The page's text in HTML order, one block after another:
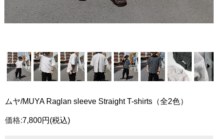
ムヤ/MUYA Raglan sleeve Straight T-shirts（全2色）
価格:7,800円 (税込)